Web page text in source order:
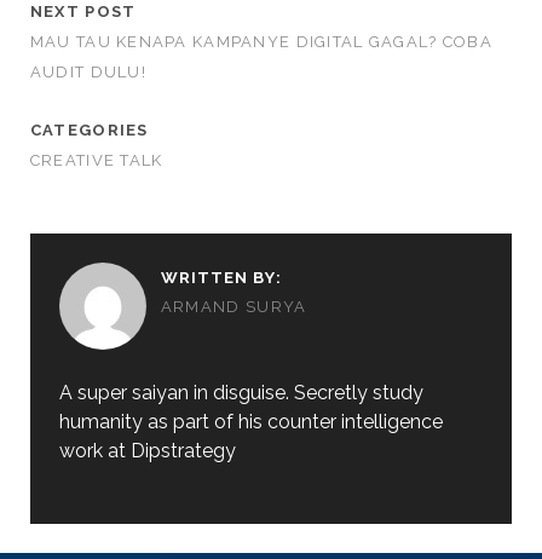
NEXT POST
MAU TAU KENAPA KAMPANYE DIGITAL GAGAL? COBA
AUDIT DULU!
CATEGORIES
CREATIVE TALK
WRITTEN BY:
ARMAND SURYA
A super saiyan in disguise. Secretly study
humanity as part of his counter intelligence
work at Dipstrategy